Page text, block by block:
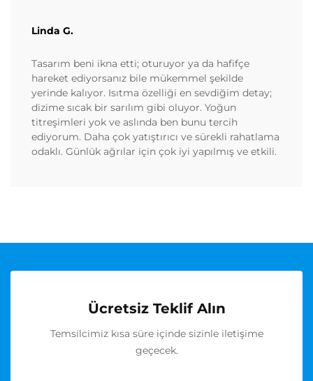
Linda G.
Tasarım beni ikna etti; oturuyor ya da hafifçe
hareket ediyorsanız bile mükemmel şekilde
yerinde kalıyor. Isıtma özelliği en sevdiğim detay;
dizime sıcak bir sarılım gibi oluyor. Yoğun
titreşimleri yok ve aslında ben bunu tercih
ediyorum. Daha çok yatıştırıcı ve sürekli rahatlama
odaklı. Günlük ağrılar için çok iyi yapılmış ve etkili.
Ücretsiz Teklif Alın
Temsilcimiz kısa süre içinde sizinle iletişime
geçecek.